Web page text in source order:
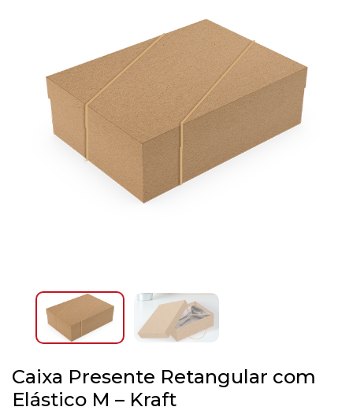
Caixa Presente Retangular com
Elástico M – Kraft